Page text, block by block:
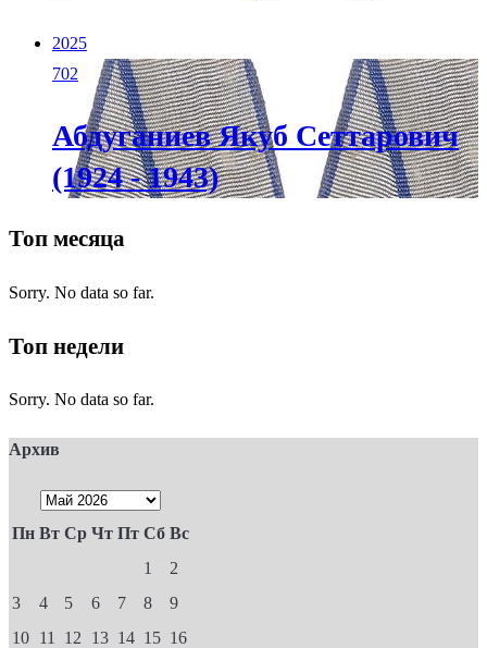
2025
702
Абдуганиев Якуб Сеттарович
(1924 - 1943)
Топ месяца
Sorry. No data so far.
Топ недели
Sorry. No data so far.
Архив
Пн Вт Ср Чт Пт Сб Вс
1
2
3
4 5 6 7 8
9
10 11 12 13 14 15 16